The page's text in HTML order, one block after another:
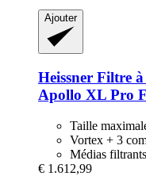
Ajouter
Heissner Filtre
Apollo XL Pro
Taille
Vortex + 3
Médias
€ 1.612,99